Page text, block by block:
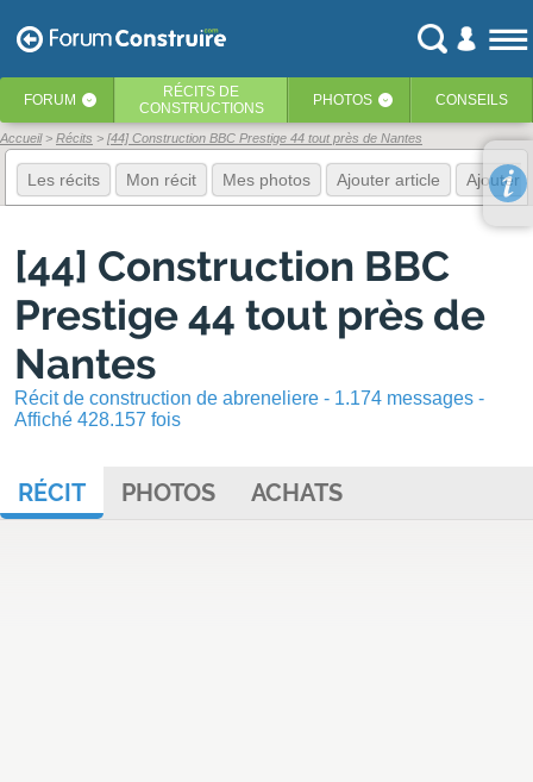
FORUM ‹ RÉCITS DE
CONSTRUCTIONS
PHOTOS ‹ CONSEILS
Accueil Récits [44] Construction BBC Prestige 44 tout près de Nantes
Les récits Mon récit Mes photos Ajouter article Ajouter
[44] Construction BBC
Prestige 44 tout près de
Nantes
Récit de construction de abreneliere - 1.174 messages -
Affiché 428.157 fois
RÉCIT PHOTOS ACHATS